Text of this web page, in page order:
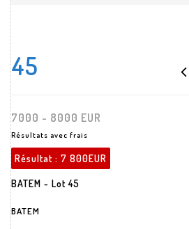
45
7000 - 8000 EUR
Résultats avec frais
Résultat : 7 800EUR
BATEM - Lot 45
BATEM